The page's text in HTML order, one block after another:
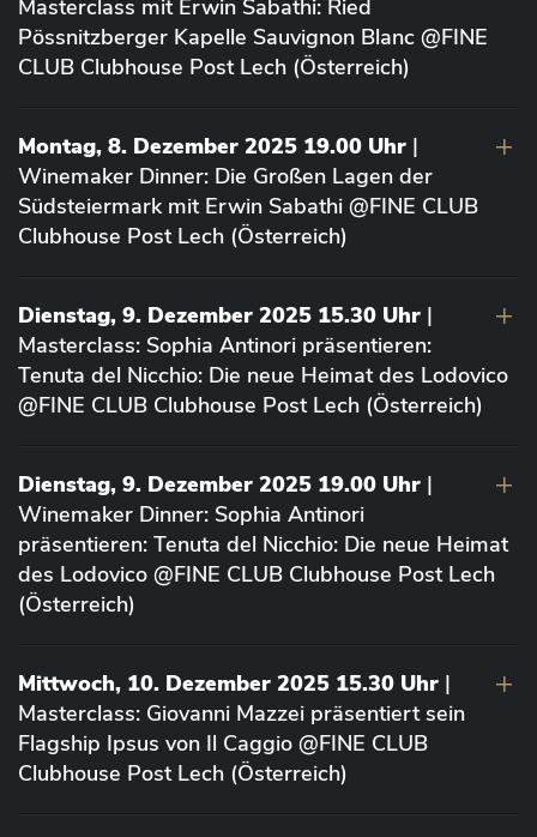
Masterclass mit Erwin Sabathi: Ried
Pössnitzberger Kapelle Sauvignon Blanc @FINE
CLUB Clubhouse Post Lech (Österreich)
Montag, 8. Dezember 2025 19.00 Uhr |
Winemaker Dinner: Die Großen Lagen der
Südsteiermark mit Erwin Sabathi @FINE CLUB
Clubhouse Post Lech (Österreich)
Dienstag, 9. Dezember 2025 15.30 Uhr |
Masterclass: Sophia Antinori präsentieren:
Tenuta del Nicchio: Die neue Heimat des Lodovico
@FINE CLUB Clubhouse Post Lech (Österreich)
Dienstag, 9. Dezember 2025 19.00 Uhr |
Winemaker Dinner: Sophia Antinori
präsentieren: Tenuta del Nicchio: Die neue Heimat
des Lodovico @FINE CLUB Clubhouse Post Lech
(Österreich)
Mittwoch, 10. Dezember 2025 15.30 Uhr |
Masterclass: Giovanni Mazzei präsentiert sein
Flagship Ipsus von Il Caggio @FINE CLUB
Clubhouse Post Lech (Österreich)